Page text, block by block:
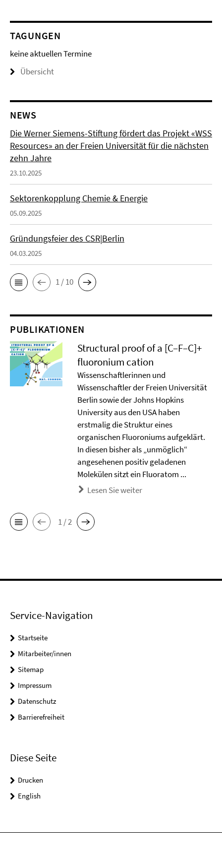
TAGUNGEN
keine aktuellen Termine
Übersicht
NEWS
Die Werner Siemens-Stiftung fördert das Projekt «WSS
Resources» an der Freien Universität für die nächsten
zehn Jahre
23.10.2025
Sektorenkopplung Chemie & Energie
05.09.2025
Gründungsfeier des CSR|Berlin
04.03.2025
1 / 10
PUBLIKATIONEN
Structural proof of a [C–F–C]+
ﬂuoronium cation
Wissenschaftlerinnen und
Wissenschaftler der Freien Universität
Berlin sowie der Johns Hopkins
University aus den USA haben
erstmalig die Struktur eines
organischen Fluoroniums aufgeklärt.
In diesen bisher als „unmöglich“
angesehenen positiv geladenen
Molekülen sitzt ein Fluoratom ...
Lesen Sie weiter
1 / 2
Service-Navigation
Startseite
Mitarbeiter/innen
Sitemap
Impressum
Datenschutz
Barrierefreiheit
Diese Seite
Drucken
English